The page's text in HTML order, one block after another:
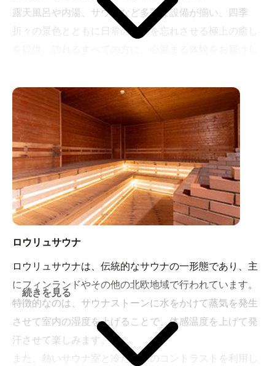
露天風呂や内湯、サウナなど多彩な設備が揃い、四季
折々の景色とともに日常の喧騒を忘れさせる極上の癒し
ロウリュサウナ
ロウリュサウナは、伝統的なサウナの一形態であり、主
にフィンランドやその他の北欧地域で行われています。
特徴的なのは、サウナストーンに水をかけて蒸気を発生
させて室内の湿度を上げることで、体感温度を上げて発
汗させて楽しみます。
また、熱いサウナ室と冷たい水のコントラストを利用し
続きを見る